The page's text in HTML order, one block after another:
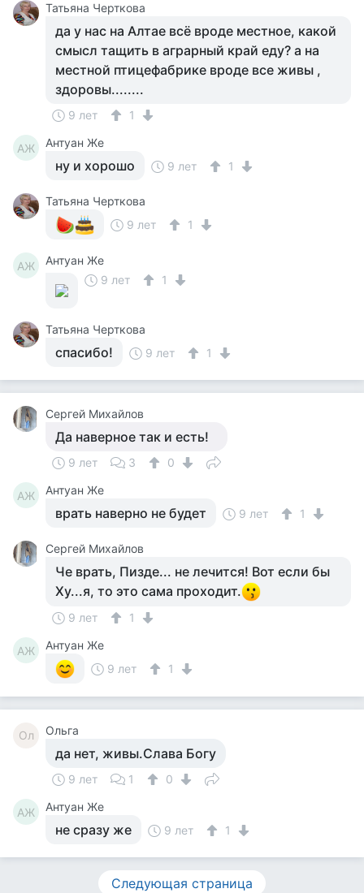
Татьяна Черткова
да у нас на Алтае всё вроде местное, какой
смысл тащить в аграрный край еду? а на
местной птицефабрике вроде все живы ,
здоровы........
9 лет 1
АЖ Антуан Же
ну и хорошо 9 лет 1
Татьяна Черткова
9 лет
1
АЖ
Антуан Же
9 лет
1
Татьяна Черткова
спасибо! 9 лет 1
Сергей Михайлов
Да наверное так и есть!
9 лет 3 0
АЖ Антуан Же
врать наверно не будет 9 лет 1
Сергей Михайлов
Че врать, Пизде... не лечится! Вот если бы
Ху...я, то это сама проходит.
9 лет 1
АЖ
Антуан Же
9 лет
1
Ол Ольга
да нет, живы.Слава Богу
9 лет 1 0
АЖ Антуан Же
не сразу же 9 лет 1
Следующая страница